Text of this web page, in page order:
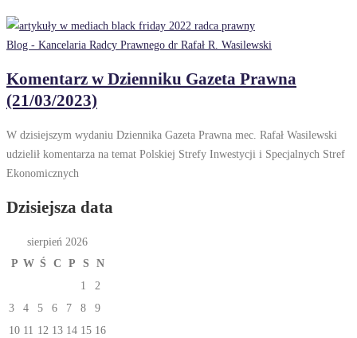
Blog - Kancelaria Radcy Prawnego dr Rafał R. Wasilewski
Komentarz w Dzienniku Gazeta Prawna
(21/03/2023)
W dzisiejszym wydaniu Dziennika Gazeta Prawna mec. Rafał Wasilewski
udzielił komentarza na temat Polskiej Strefy Inwestycji i Specjalnych Stref
Ekonomicznych
Dzisiejsza data
sierpień 2026
P W Ś C P S
N
1
2
3
4 5 6 7 8
9
10 11 12 13 14 15 16